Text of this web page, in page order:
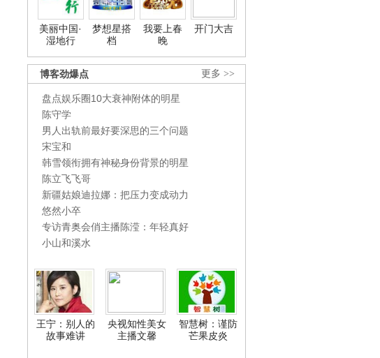
美丽中国·
湿地行
梦想星搭
档
我要上春
晚
开门大吉
更多 >>
博客劲爆点
盘点娱乐圈10大衰神附体的明星
陈守学
男人出轨前最好要深思的三个问题
宋宝和
韩雪领衔拥有神秘身份背景的明星
陈立飞飞哥
新疆姑娘迪拉娜：把压力变成动力
悠然小卒
专访青奥会俏主播陈滢：年轻真好
小山和溪水
王宁：别人的
故事难讲
央视知性美女
主播文馨
智慧树：谨防
芒果皮炎